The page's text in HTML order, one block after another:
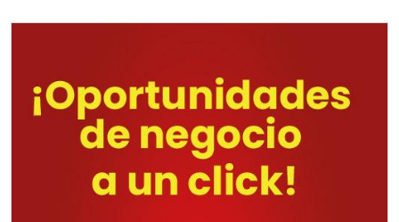
Requisitos: Otorgar condiciones de
crédito acordes a las políticas del
grupo, contar con instalaciones
cercanas a la región y otorgar
referencias comerciales.